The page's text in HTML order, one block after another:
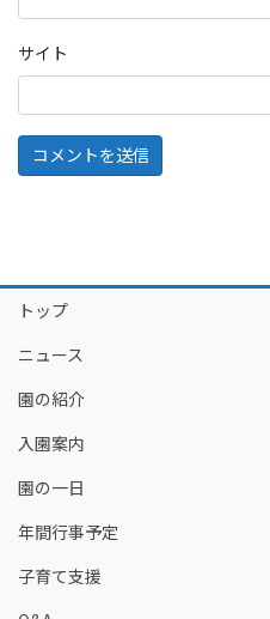
サイト
トップ
ニュース
園の紹介
入園案内
園の一日
年間行事予定
子育て支援